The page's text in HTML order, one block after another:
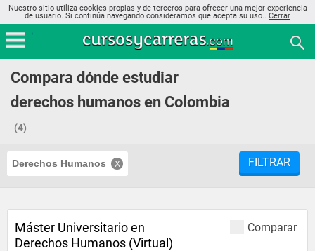
Nuestro sitio utiliza cookies propias y de terceros para ofrecer una mejor experiencia
de usuario. Si continúa navegando consideramos que acepta su uso.. Cerrar
Compara dónde estudiar
derechos humanos en Colombia
(4)
Derechos Humanos FILTRAR
Comparar
Máster Universitario en
Derechos Humanos (Virtual)